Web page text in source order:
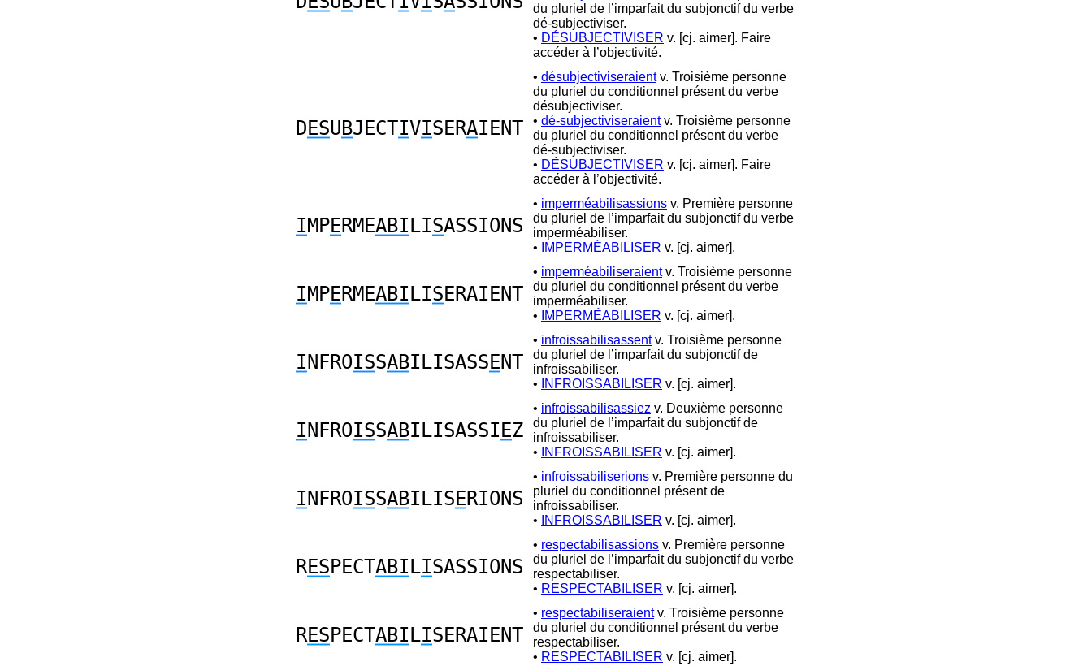
du pluriel de l’imparfait du subjonctif du verbe
dé-subjectiviser.
• DÉSUBJECTIVISER v. [cj. aimer]. Faire
accéder à l’objectivité.
DESUBJECTIVISERAIENT
• désubjectiviseraientv. Troisième personne
du pluriel du conditionnel présent du verbe
désubjectiviser.
• dé-subjectiviseraientv. Troisième personne
du pluriel du conditionnel présent du verbe
dé-subjectiviser.
• DÉSUBJECTIVISER v. [cj. aimer]. Faire
accéder à l’objectivité.
IMPERMEABI LISASSIONS
• imperméabilisassions v. Première personne
du pluriel de l’imparfait du subjonctif du verbe
imperméabiliser.
•
IMPERMÉABILISER v. [cj. aimer].
IMPERMEABI LISERAIENT
• imperméabiliseraientv. Troisième personne
du pluriel du conditionnel présent du verbe
imperméabiliser.
•
IMPERMÉABILISER v. [cj. aimer].
I NFROISSABILISASSENT
• infroissabilisassentv. Troisième personne
du pluriel de l’imparfait du subjonctif de
infroissabiliser.
•
INFROISSABILISER v. [cj. aimer].
I NFROISSABILISASSI EZ
• infroissabilisassiez v. Deuxième personne
du pluriel de l’imparfait du subjonctif de
infroissabiliser.
•
INFROISSABILISER v. [cj. aimer].
I NFROISSABILISERIONS
• infroissabiliserions v. Première personne du
pluriel du conditionnel présent de
infroissabiliser.
•
INFROISSABILISER v. [cj. aimer].
RESPECTABI LISASSIONS
• respectabilisassions v. Première personne
du pluriel de l’imparfait du subjonctif du verbe
respectabiliser.
• RESPECTABILISER v. [cj. aimer].
RESPECTABI LISERAIENT
• respectabiliseraientv. Troisième personne
du pluriel du conditionnel présent du verbe
respectabiliser.
• RESPECTABILISER v. [cj. aimer].